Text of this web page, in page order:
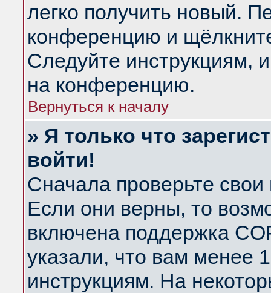
легко получить новый.
конференцию и
Следуйте инструкциям,
на конференцию.
Вернуться к началу
» Я только что
войти!
Сначала проверьте
Если они верны, то
включена поддержка
указали, что вам менее
инструкциям. На